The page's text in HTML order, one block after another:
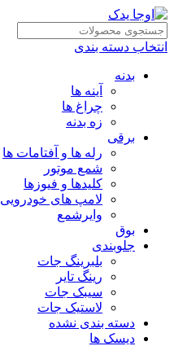
انتخاب دسته بندی
بدنه
آینه ها
چراغ ها
زه بدنه
برقی
رله ها و آفتامات ها
شمع موتور
کلیدها و فیوزها
لامپ های خودرویی
وایرشمع
بوق
جلوبندی
بلبرینگ جات
رینگ تایر
سیبک جات
لاستیک جات
دسته بندی نشده
دیسک ها